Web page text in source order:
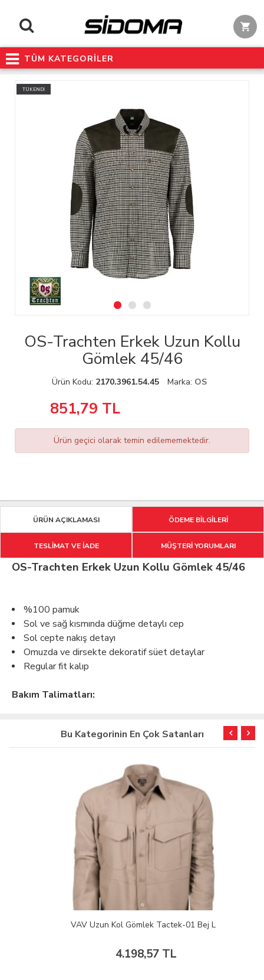
TÜM KATEGORİLER
TÜKENDİ
OS-Trachten Erkek Uzun Kollu
Gömlek 45/46
Ürün Kodu: 2170.3961.54.45 Marka: OS
851,79 TL
Ürün geçici olarak temin edilememektedir.
ÜRÜN AÇIKLAMASI ÖDEME BİLGİLERİ
TESLİMAT VE İADE MÜŞTERİ YORUMLARI
OS-Trachten Erkek Uzun Kollu Gömlek 45/46
%100 pamuk
Sol ve sağ kısmında düğme detaylı cep
Sol cepte nakış detayı
Omuzda ve dirsekte dekoratif süet detaylar
Regular fit kalıp
Bakım Talimatları:
Bu Kategorinin En Çok Satanları
VAV Uzun Kol Gömlek Tactek-01 Bej L
4.198,57 TL